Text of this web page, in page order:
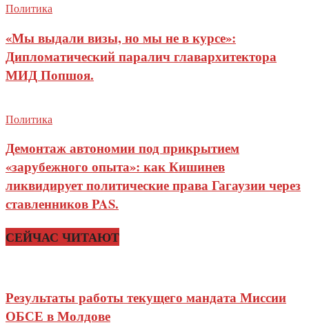
Политика
«Мы выдали визы, но мы не в курсе»:
Дипломатический паралич главархитектора
МИД Попшоя.
Политика
Демонтаж автономии под прикрытием
«зарубежного опыта»: как Кишинев
ликвидирует политические права Гагаузии через
ставленников PAS.
СЕЙЧАС ЧИТАЮТ
Результаты работы текущего мандата Миссии
ОБСЕ в Молдове